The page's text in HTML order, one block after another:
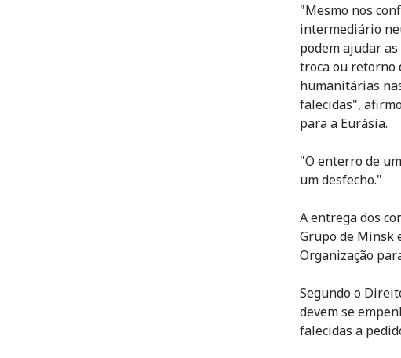
"Mesmo nos
intermediário
podem ajudar
troca ou retorno
humanitárias
falecidas",
para a Eurásia.
"O enterro de
um desfecho."
A entrega dos
Grupo de Minsk
Organização
Segundo o
devem se
falecidas a